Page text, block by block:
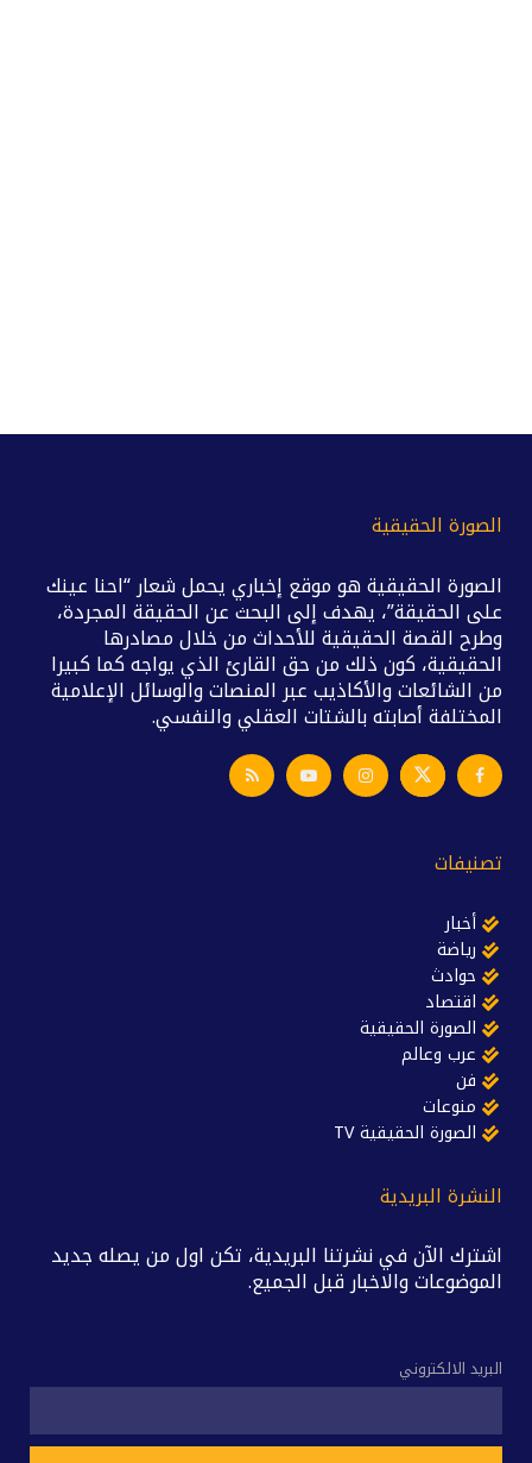
الصورة الحقيقية
الصورة الحقيقية هو موقع إخباري يحمل شعار “احنا عينك
على الحقيقة”، يهدف إلى البحث عن الحقيقة المجردة،
وطرح القصة الحقيقية للأحداث من خلال مصادرها
الحقيقية، كون ذلك من حق القارئ الذي يواجه كما كبيرا
من الشائعات والأكاذيب عبر المنصات والوسائل الإعلامية
المختلفة أصابته بالشتات العقلي والنفسي.
تصنيفات
أخبار
رياضة
حوادث
اقتصاد
الصورة الحقيقية
عرب وعالم
فن
منوعات
الصورة الحقيقية TV
النشرة البريدية
اشترك الآن في نشرتنا البريدية، تكن اول من يصله جديد
الموضوعات والاخبار قبل الجميع.
البريد الالكتروني